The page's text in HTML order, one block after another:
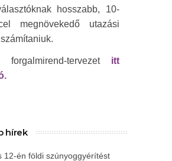
hosszabb, 10-
megnövekedő utazási
tervezet itt
hírek
12-én földi szúnyoggyérítést